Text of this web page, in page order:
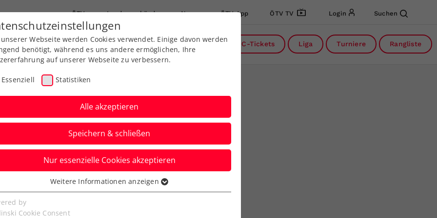
ÖTV Landesverbände News ÖTV App ÖTV TV Login Suchen
Ausbildung Services Über uns DC-Tickets Liga Turniere Rangliste
Murcia: Ofner nach
auf der Tour
Webseite werden Cookies verwendet. Einige davon werden
benötigt, während es uns andere ermöglichen, Ihre
auf unserer Webseite zu verbessern.
Essenziell Statistiken
Alle akzeptieren
Speichern & schließen
Nur essenzielle Cookies akzeptieren
Cookies werden für grundlegende Funktionen der
benötigt. Dadurch ist gewährleistet, dass die Webseite
Weitere Informationen anzeigen
by
Cookie Consent